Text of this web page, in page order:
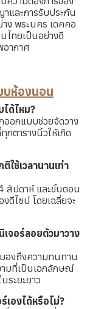
และการรับประกัน
ง พระนคร เดคคอ
ไทยเป็นอย่างดี
ากาศ
ห้องนอน
ด้ไหม?
ออกแบบช่วยจัดวาง
ตารางนิ้วให้เกิด
ใช้เวลานานเท่า
สัปดาห์ และขั้นตอน
ดีไซน์ โดยเฉลี่ยจะ
จอร์ลอยตัวมาวาง
องถึงความทนทาน
ามที่เป็นเอกลักษณ์
ระยะยาว
เองได้หรือไม่?